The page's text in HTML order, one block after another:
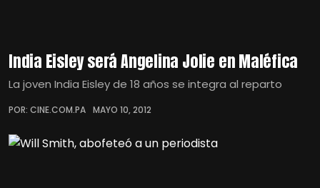
India Eisley será Angelina Jolie en Maléfica
La joven India Eisley de 18 años se integra al reparto
POR: CINE.COM.PA MAYO 10, 2012